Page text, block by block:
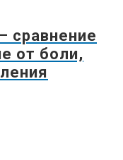
сравнение
от боли,